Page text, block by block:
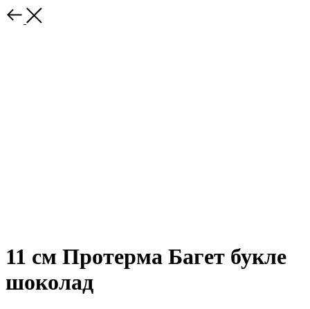
11 см Протерма Багет букле
шоколад